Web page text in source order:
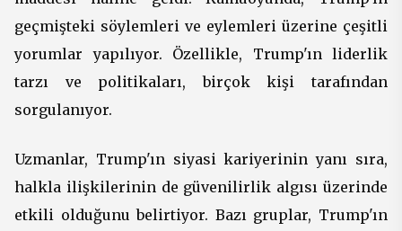
geçmişteki söylemleri ve eylemleri üzerine çeşitli
yorumlar yapılıyor. Özellikle, Trump'ın liderlik
tarzı ve politikaları, birçok kişi tarafından
sorgulanıyor.
Uzmanlar, Trump'ın siyasi kariyerinin yanı sıra,
halkla ilişkilerinin de güvenilirlik algısı üzerinde
etkili olduğunu belirtiyor. Bazı gruplar, Trump'ın